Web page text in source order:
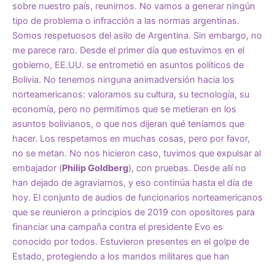
sobre nuestro país, reunirnos. No vamos a generar ningún
tipo de problema o infracción a las normas argentinas.
Somos respetuosos del asilo de Argentina. Sin embargo, no
me parece raro. Desde el primer día que estuvimos en el
gobierno, EE.UU. se entrometió en asuntos políticos de
Bolivia. No tenemos ninguna animadversión hacia los
norteamericanos: valoramos su cultura, su tecnología, su
economía, pero no permitimos que se metieran en los
asuntos bolivianos, o que nos dijeran qué teníamos que
hacer. Los respetamos en muchas cosas, pero por favor,
no se metan. No nos hicieron caso, tuvimos que expulsar al
embajador (Philip Goldberg), con pruebas. Desde allí no
han dejado de agraviarnos, y eso continúa hasta el día de
hoy. El conjunto de audios de funcionarios norteamericanos
que se reunieron a principios de 2019 con opositores para
financiar una campaña contra el presidente Evo es
conocido por todos. Estuvieron presentes en el golpe de
Estado, protegiendo a los mandos militares que han